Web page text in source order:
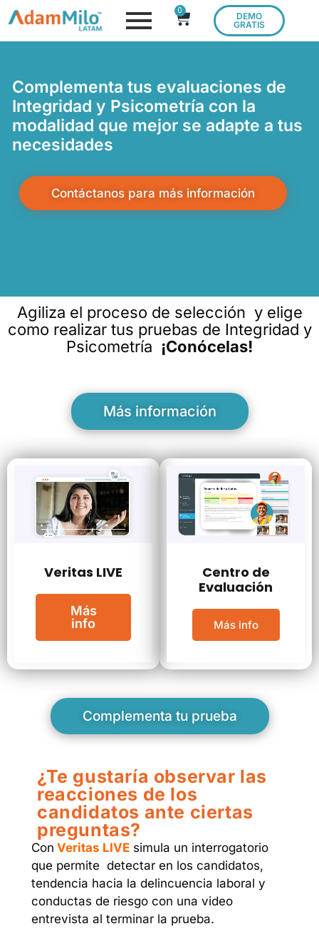
0
DEMO
GRATIS
Complementa tus evaluaciones de
Integridad y Psicometría con la
modalidad que mejor se adapte a tus
necesidades
Contáctanos para más información
Agiliza el proceso de selección y elige
como realizar tus pruebas de Integridad y
Psicometría ¡Conócelas!
Más información
Veritas LIVE
Más
info
Centro de
Evaluación
Más info
Complementa tu prueba
¿Te gustaría observar las
reacciones de los
candidatos ante ciertas
preguntas?
Con Veritas LIVE simula un interrogatorio
que permite detectar en los candidatos,
tendencia hacia la delincuencia laboral y
conductas de riesgo con una video
entrevista al terminar la prueba.